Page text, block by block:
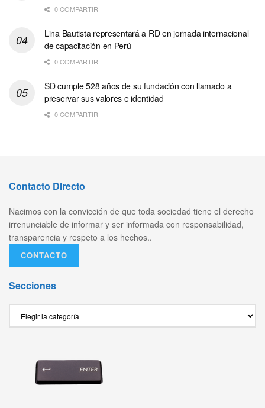
0 COMPARTIR
Lina Bautista representará a RD en jornada internacional
de capacitación en Perú
0 COMPARTIR
SD cumple 528 años de su fundación con llamado a
preservar sus valores e identidad
0 COMPARTIR
Contacto Directo
Nacimos con la convicción de que toda sociedad tiene el derecho
irrenunciable de informar y ser informada con responsabilidad,
transparencia y respeto a los hechos..
CONTACTO
Secciones